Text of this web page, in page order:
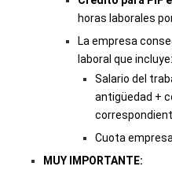
horas laborales
La empresa
laboral que incluye:
Salario del
antigüedad +
Cuota
MUY IMPORTANTE: